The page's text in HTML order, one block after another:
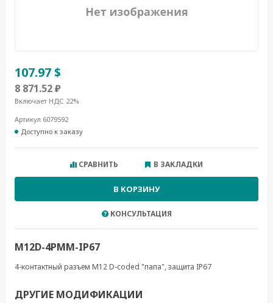
107.97 $
8 871.52 ₽
Включает НДС 22%
Артикул 6079592
Доступно к заказу
СРАВНИТЬ В ЗАКЛАДКИ
В КОРЗИНУ
КОНСУЛЬТАЦИЯ
M12D-4PMM-IP67
4-контактный разъем M12 D-coded "папа", защита IP67
ДРУГИЕ МОДИФИКАЦИИ